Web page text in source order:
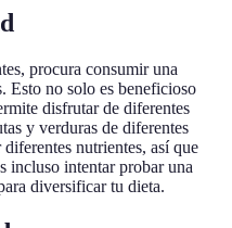
procura consumir una
Esto no solo es beneficioso
disfrutar de diferentes
y verduras de diferentes
nutrientes, así que
incluso intentar probar una
diversificar tu dieta.